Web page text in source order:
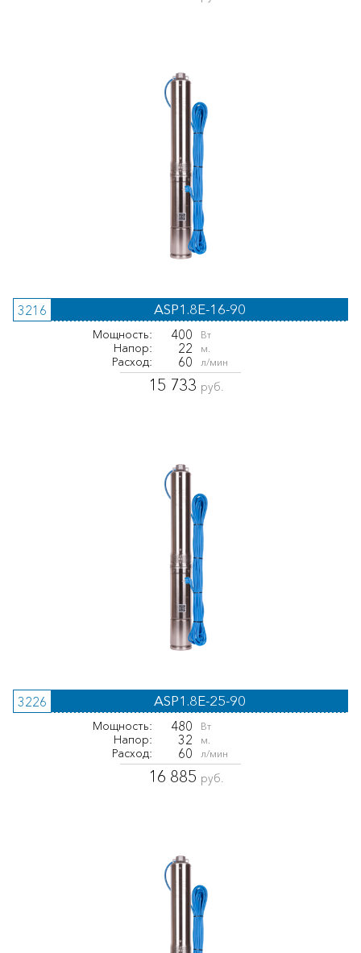
3216 ASP1.8E-16-90
Мощность: 400 Вт
Напор: 22 м.
Расход: 60 л/мин
15 733 руб.
3226 ASP1.8E-25-90
Мощность: 480 Вт
Напор: 32 м.
Расход: 60 л/мин
16 885 руб.